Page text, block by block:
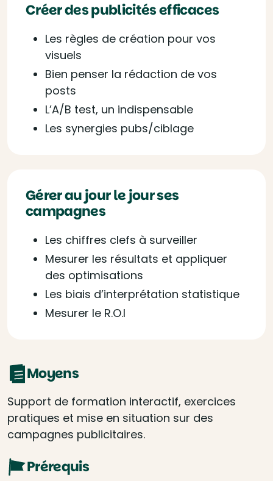
Créer des publicités efficaces
Les règles de création pour vos
visuels
Bien penser la rédaction de vos
posts
L’A/B test, un indispensable
Les synergies pubs/ciblage
Gérer au jour le jour ses
campagnes
Les chiffres clefs à surveiller
Mesurer les résultats et appliquer
des optimisations
Les biais d’interprétation statistique
Mesurer le R.O.I
Moyens
Support de formation interactif, exercices
pratiques et mise en situation sur des
campagnes publicitaires.
Prérequis